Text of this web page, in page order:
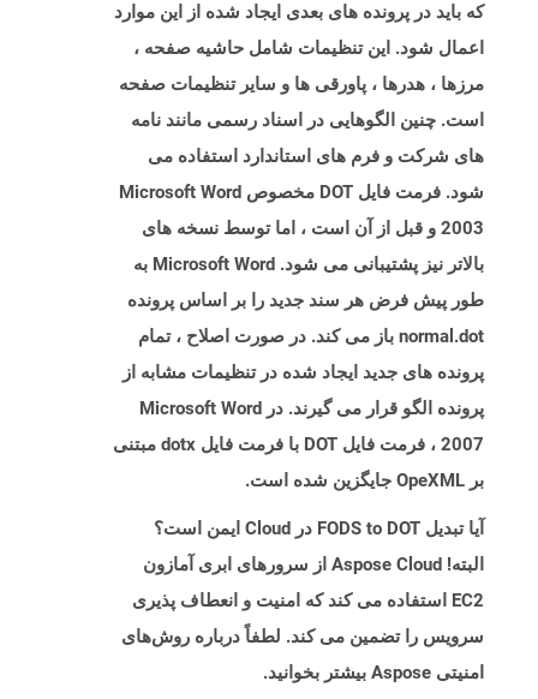
که باید در پرونده های بعدی ایجاد شده از این موارد
اعمال شود. این تنظیمات شامل حاشیه صفحه ،
مرزها ، هدرها ، پاورقی ها و سایر تنظیمات صفحه
است. چنین الگوهایی در اسناد رسمی مانند نامه
های شرکت و فرم های استاندارد استفاده می
شود. فرمت فایل DOT مخصوص Microsoft Word
2003 و قبل از آن است ، اما توسط نسخه های
بالاتر نیز پشتیبانی می شود. Microsoft Word به
طور پیش فرض هر سند جدید را بر اساس پرونده
normal.dot باز می کند. در صورت اصلاح ، تمام
پرونده های جدید ایجاد شده در تنظیمات مشابه از
پرونده الگو قرار می گیرند. در Microsoft Word
2007 ، فرمت فایل DOT با فرمت فایل dotx مبتنی
بر OpeXML جایگزین شده است.
آیا تبدیل FODS to DOT در Cloud ایمن است؟
البته! Aspose Cloud از سرورهای ابری آمازون
EC2 استفاده می کند که امنیت و انعطاف پذیری
سرویس را تضمین می کند. لطفاً درباره روش‌های
امنیتی Aspose بیشتر بخوانید.